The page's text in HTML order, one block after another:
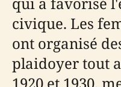
civique. Les
ont organisé
plaidoyer tout
1920 et 1930,